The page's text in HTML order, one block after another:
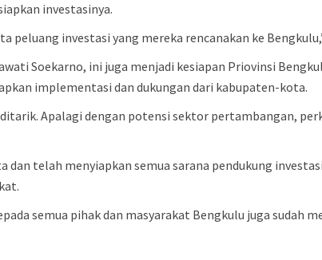
investasinya.
investasi yang mereka rencanakan ke
Soekarno, ini juga menjadi kesiapan Priovinsi
implementasi dan dukungan dari kabupaten-kota.
Apalagi dengan potensi sektor pertambangan,
telah menyiapkan semua sarana pendukung
semua pihak dan masyarakat Bengkulu juga sudah